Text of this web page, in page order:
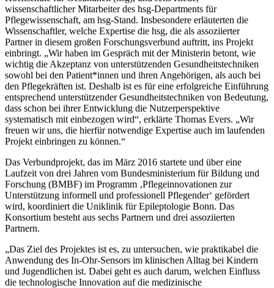
wissenschaftlicher Mitarbeiter des hsg-Departments für
Pflegewissenschaft, am hsg-Stand. Insbesondere erläuterten die
Wissenschaftler, welche Expertise die hsg, die als assoziierter
Partner in diesem großen Forschungsverbund auftritt, ins Projekt
einbringt. „Wir haben im Gespräch mit der Ministerin betont, wie
wichtig die Akzeptanz von unterstützenden Gesundheitstechniken
sowohl bei den Patient*innen und ihren Angehörigen, als auch bei
den Pflegekräften ist. Deshalb ist es für eine erfolgreiche Einführung
entsprechend unterstützender Gesundheitstechniken von Bedeutung,
dass schon bei ihrer Entwicklung die Nutzerperspektive
systematisch mit einbezogen wird“, erklärte Thomas Evers. „Wir
freuen wir uns, die hierfür notwendige Expertise auch im laufenden
Projekt einbringen zu können.“
Das Verbundprojekt, das im März 2016 startete und über eine
Laufzeit von drei Jahren vom Bundesministerium für Bildung und
Forschung (BMBF) im Programm ‚Pflegeinnovationen zur
Unterstützung informell und professionell Pflegender‘ gefördert
wird, koordiniert die Uniklinik für Epileptologie Bonn. Das
Konsortium besteht aus sechs Partnern und drei assoziierten
Partnern.
„Das Ziel des Projektes ist es, zu untersuchen, wie praktikabel die
Anwendung des In-Ohr-Sensors im klinischen Alltag bei Kindern
und Jugendlichen ist. Dabei geht es auch darum, welchen Einfluss
die technologische Innovation auf die medizinische